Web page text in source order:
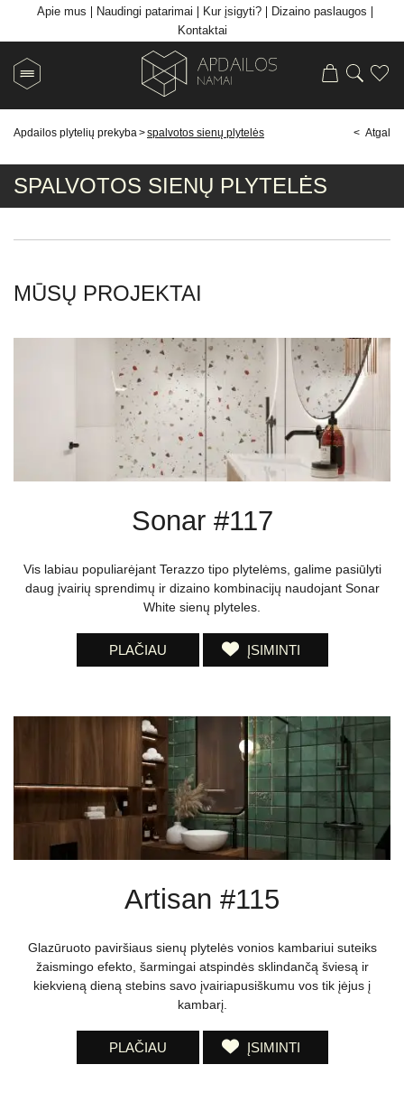
Apie mus Naudingi patarimai Kur įsigyti?
Dizaino paslaugos
Kontaktai
Apdailos plytelių prekyba >spalvotos sienų plytelės < Atgal
SPALVOTOS SIENŲ PLYTELĖS
MŪSŲ PROJEKTAI
Sonar #117
Vis labiau populiarėjant Terazzo tipo plytelėms, galime pasiūlyti
daug įvairių sprendimų ir dizaino kombinacijų naudojant Sonar
White sienų plyteles.
PLAČIAU ĮSIMINTI
Artisan #115
Glazūruoto paviršiaus sienų plytelės vonios kambariui suteiks
žaismingo efekto, šarmingai atspindės sklindančą šviesą ir
kiekvieną dieną stebins savo įvairiapusiškumu vos tik įėjus į
kambarį.
PLAČIAU ĮSIMINTI